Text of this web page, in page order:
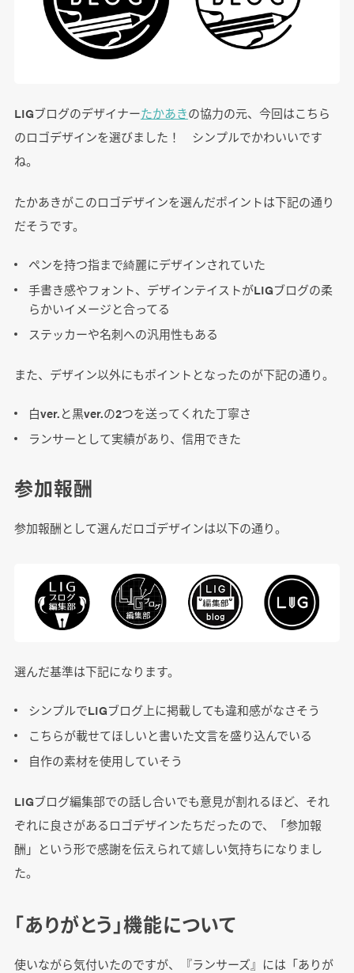
LIGブログのデザイナーたかあきの協力の元、今回はこちら
のロゴデザインを選びました！ シンプルでかわいいです
ね。
たかあきがこのロゴデザインを選んだポイントは下記の通り
だそうです。
ペンを持つ指まで綺麗にデザインされていた
手書き感やフォント、デザインテイストがLIGブログの柔
らかいイメージと合ってる
ステッカーや名刺への汎用性もある
また、デザイン以外にもポイントとなったのが下記の通り。
白ver.と黒ver.の2つを送ってくれた丁寧さ
ランサーとして実績があり、信用できた
参加報酬
参加報酬として選んだロゴデザインは以下の通り。
選んだ基準は下記になります。
シンプルでLIGブログ上に掲載しても違和感がなさそう
こちらが載せてほしいと書いた文言を盛り込んでいる
自作の素材を使用していそう
LIGブログ編集部での話し合いでも意見が割れるほど、それ
ぞれに良さがあるロゴデザインたちだったので、「参加報
酬」という形で感謝を伝えられて嬉しい気持ちになりまし
た。
「ありがとう」機能について
使いながら気付いたのですが、『ランサーズ』には「ありが